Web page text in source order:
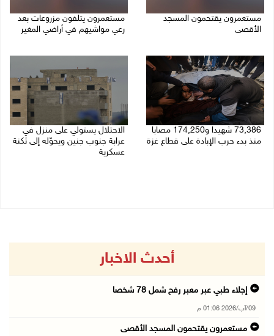
مستعمرون يقتحمون المسجد
الأقصى
مستعمرون يتلفون مزروعات بعد
رعي مواشيهم في أراضي المغير
73,386 شهيدا و174,250 مصابا
منذ بدء حرب الإبادة على قطاع غزة
الاحتلال يستولي على منزل في
عرابة جنوب جنين ويحوّله إلى ثكنة
عسكرية
أحدث الاخبار
إجلاء طبي عبر معبر رفح شمل 78 شخصا
09/آب/2026 01:06 م
مستعمرون يقتحمون المسجد الأقصى